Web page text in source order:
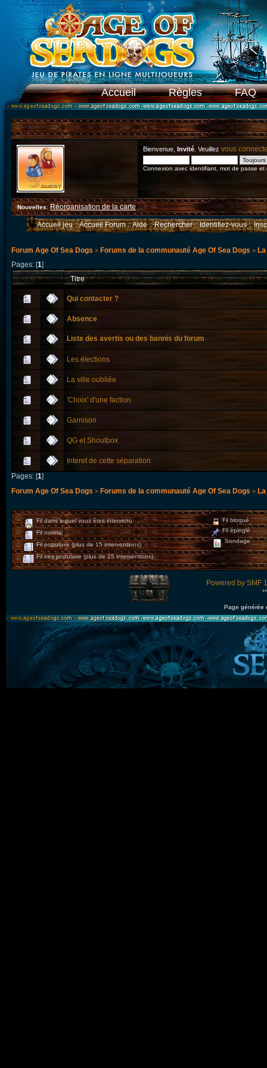
Accueil Règles FAQ
Bienvenue, Invité . Veuillez vous
Connexion avec identifiant, mot de passe et
Nouvelles: Réorganisation de la carte
Accueil jeu::Accueil Forum::Aide::Rechercher::Identifiez-vous::
Forum Age Of Sea Dogs > Forums de la communauté Age Of Sea Dogs >
Pages: [1]
Titre
Qui contacter ?
Absence
Liste des avertis ou des bannis du forum
Les élections
La ville oubliée
'Choix' d'une faction
Garnison
QG et Shoutbox
Interet de cette séparation
Pages: [1]
Forum Age Of Sea Dogs > Forums de la communauté Age Of Sea Dogs >
Fil dans lequel vous êtes intervenu
Fil normal
Fil populaire (plus de 15 interventions)
Fil très populaire (plus de 25 interventions)
Fil bloqué
Fil épinglé
Sondage
Powered by SMF
Page générée